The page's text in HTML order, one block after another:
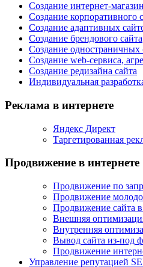
Создание интернет-
Создание корпоративного
Создание адаптивных
Создание брендового сайта
Создание одностраничных
Создание web-сервиса,
Создание редизайна сайта
Индивидуальная
Реклама в интернете
Яндекс Директ
Таргетированная
Продвижение в интернете
Продвижение по
Продвижение
Продвижение сайта
Внешняя
Внутренняя
Вывод сайта из-под
Продвижение
Управление репутацией